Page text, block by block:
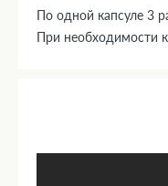
По одной капсуле 3
При необходимости